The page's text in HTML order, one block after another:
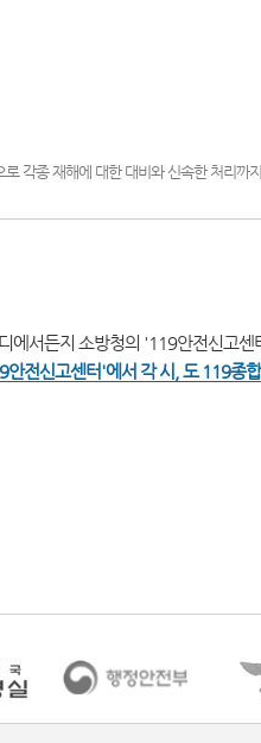
각종 재해에 대한 대비와 신속한 처리까
에서든지 소방청의 '119안전신고
안전신고센터'에서 각 시, 도 119종